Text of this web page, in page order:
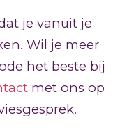
je vanuit je
Wil je meer
het beste bij
met ons op